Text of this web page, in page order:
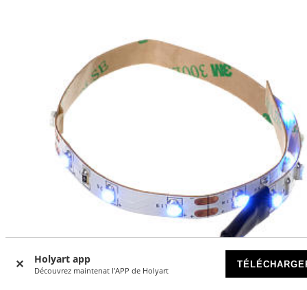
Holyart app
Découvrez maintenat l'APP de Holyart